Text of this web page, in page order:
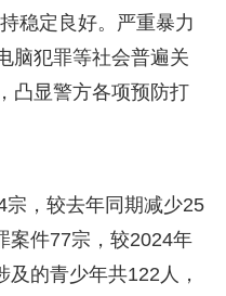
稳定良好。严重暴力
脑犯罪等社会普遍关
凸显警方各项预防打
，较去年同期减少25
案件77宗，较2024年
的青少年共122人，